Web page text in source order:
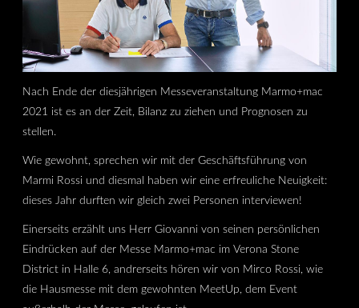
Nach Ende der diesjährigen Messeveranstaltung Marmo+mac
2021 ist es an der Zeit, Bilanz zu ziehen und Prognosen zu
stellen.
Wie gewohnt, sprechen wir mit der Geschäftsführung von
Marmi Rossi und diesmal haben wir eine erfreuliche Neuigkeit:
dieses Jahr durften wir gleich zwei Personen interviewen!
Einerseits erzählt uns Herr Giovanni von seinen persönlichen
Eindrücken auf der Messe Marmo+mac im Verona Stone
District in Halle 6, andrerseits hören wir von Mirco Rossi, wie
die Hausmesse mit dem gewohnten MeetUp, dem Event